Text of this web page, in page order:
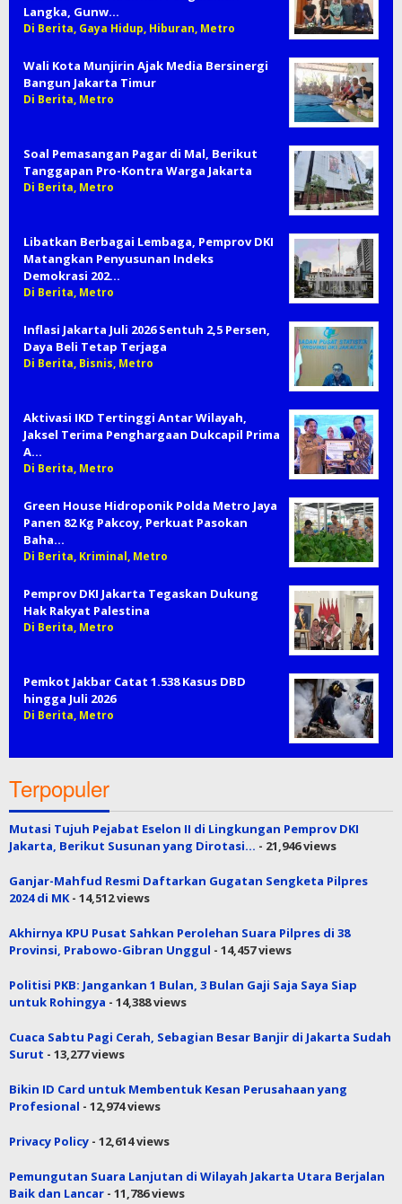
Langka, Gunw…
Di Berita, Gaya Hidup, Hiburan, Metro
Wali Kota Munjirin Ajak Media Bersinergi
Bangun Jakarta Timur
Di Berita, Metro
Soal Pemasangan Pagar di Mal, Berikut
Tanggapan Pro-Kontra Warga Jakarta
Di Berita, Metro
Libatkan Berbagai Lembaga, Pemprov DKI
Matangkan Penyusunan Indeks
Demokrasi 202…
Di Berita, Metro
Inflasi Jakarta Juli 2026 Sentuh 2,5 Persen,
Daya Beli Tetap Terjaga
Di Berita, Bisnis, Metro
Aktivasi IKD Tertinggi Antar Wilayah,
Jaksel Terima Penghargaan Dukcapil Prima
A…
Di Berita, Metro
Green House Hidroponik Polda Metro Jaya
Panen 82 Kg Pakcoy, Perkuat Pasokan
Baha…
Di Berita, Kriminal, Metro
Pemprov DKI Jakarta Tegaskan Dukung
Hak Rakyat Palestina
Di Berita, Metro
Pemkot Jakbar Catat 1.538 Kasus DBD
hingga Juli 2026
Di Berita, Metro
Terpopuler
Mutasi Tujuh Pejabat Eselon II di Lingkungan Pemprov DKI
Jakarta, Berikut Susunan yang Dirotasi… - 21,946 views
Ganjar-Mahfud Resmi Daftarkan Gugatan Sengketa Pilpres
2024 di MK- 14,512 views
Akhirnya KPU Pusat Sahkan Perolehan Suara Pilpres di 38
Provinsi, Prabowo-Gibran Unggul - 14,457 views
Politisi PKB: Jangankan 1 Bulan, 3 Bulan Gaji Saja Saya Siap
untuk Rohingya - 14,388 views
Cuaca Sabtu Pagi Cerah, Sebagian Besar Banjir di Jakarta Sudah
Surut - 13,277 views
Bikin ID Card untuk Membentuk Kesan Perusahaan yang
Profesional - 12,974 views
Privacy Policy - 12,614 views
Pemungutan Suara Lanjutan di Wilayah Jakarta Utara Berjalan
Baik dan Lancar - 11,786 views